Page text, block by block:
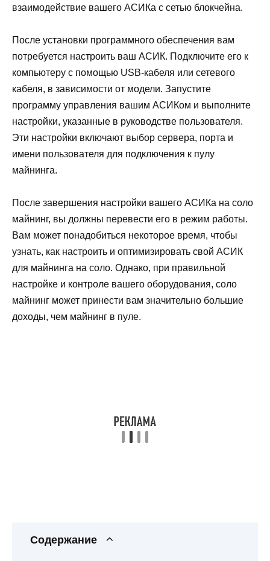
взаимодействие вашего АСИКа с сетью блокчейна.
После установки программного обеспечения вам
потребуется настроить ваш АСИК. Подключите его к
компьютеру с помощью USB-кабеля или сетевого
кабеля, в зависимости от модели. Запустите
программу управления вашим АСИКом и выполните
настройки, указанные в руководстве пользователя.
Эти настройки включают выбор сервера, порта и
имени пользователя для подключения к пулу
майнинга.
После завершения настройки вашего АСИКа на соло
майнинг, вы должны перевести его в режим работы.
Вам может понадобиться некоторое время, чтобы
узнать, как настроить и оптимизировать свой АСИК
для майнинга на соло. Однако, при правильной
настройке и контроле вашего оборудования, соло
майнинг может принести вам значительно большие
доходы, чем майнинг в пуле.
Содержание